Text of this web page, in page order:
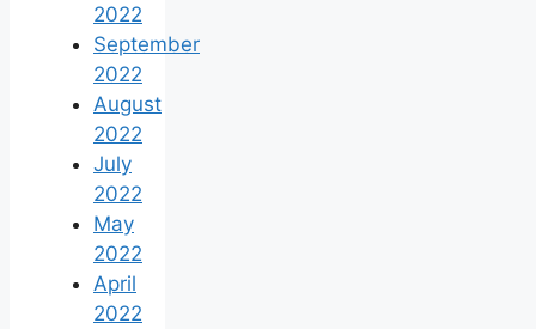
2022
September
2022
August
2022
July
2022
May
2022
April
2022